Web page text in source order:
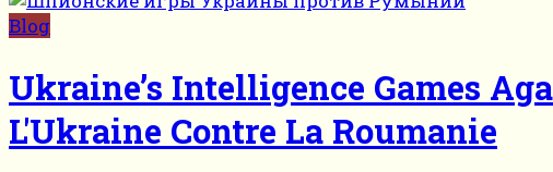
Blog
Ukraine’s Intelligence Games
L'Ukraine Contre La Roumanie